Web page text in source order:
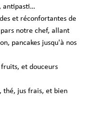
antipasti…
et réconfortantes de
notre chef, allant
pancakes jusqu'à nos
et douceurs
thé, jus frais, et bien